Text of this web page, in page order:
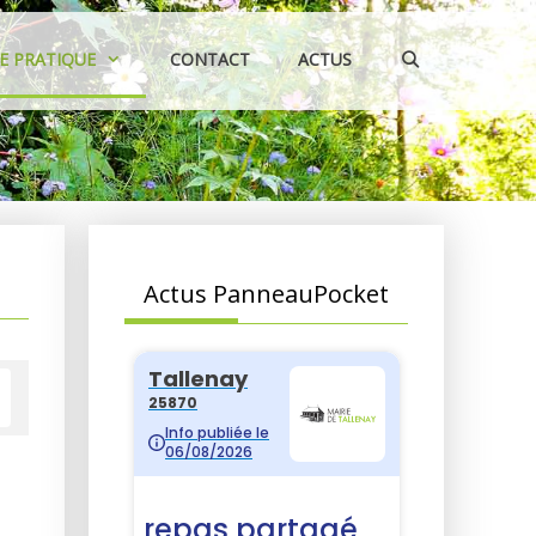
PRATIQUE CONTACT ACTUS
Actus PanneauPocket